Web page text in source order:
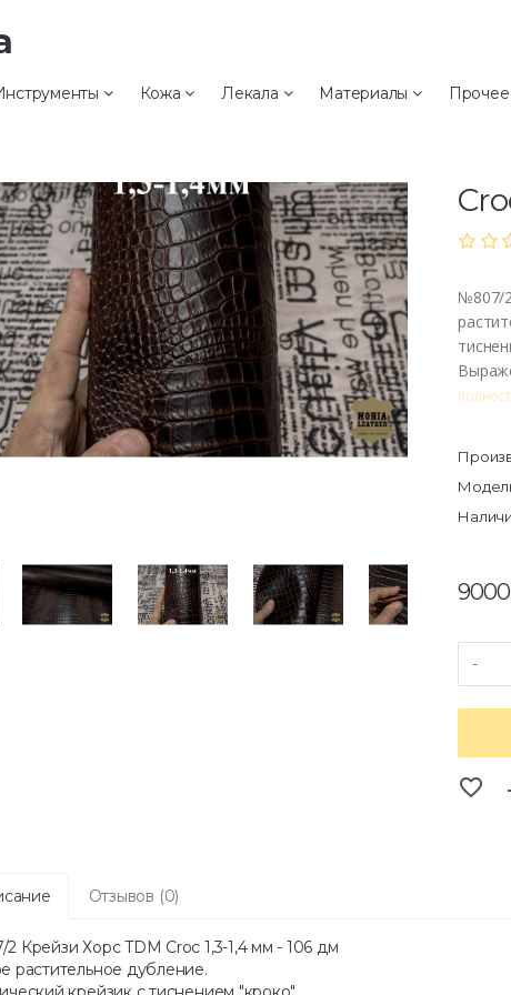
Кожа Лекала Материалы Прочее
№807/
-
favorite_border
Отзывов (0)
Крейзи Хорс TDM Croc 1,3-1,4 мм - 106 дм
растительное дубление.